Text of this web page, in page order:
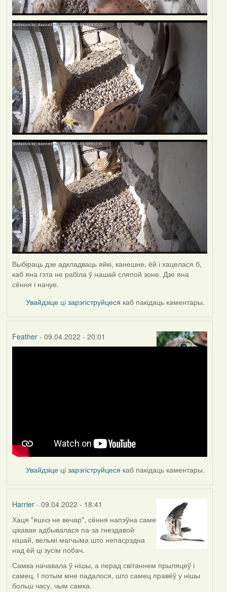
Выбіраць дзе адкладваць яйкі, канешне, ёй і хацелася б,
каб яна гэта не рабіла ў нашай сляпой зоне. Дзе яна
сёння і начуе.
Увайдзіце цізарэгіструйцеся каб пакідаць каментары.
Feather- 09.04.2022 - 20:01
Увайдзіце цізарэгіструйцеся каб пакідаць каментары.
Harrier- 09.04.2022 - 18:41
Хаця "яшчэ не вечар", сёння напэўна саме
цікавае адбывалася па-за гнездавой
нішай, вельмі магчыма што непасрэдна
над ёй ці зусім побач.
Самка начавала ў нішы, а перад світаннем прыляцеў і
самец. І потым мне падалося, што самец правёў у нішы
больш часу, чым самка.